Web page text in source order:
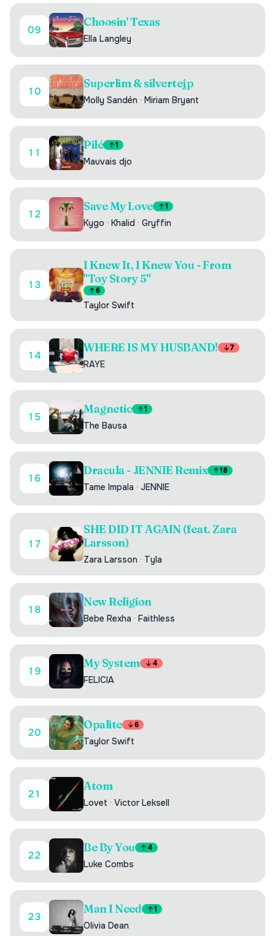
09
Choosin' Texas
Ella Langley
10
Superlim & silvertejp
Molly Sandén · Miriam Bryant
11
Pilé 1
Mauvais djo
12
Save My Love 1
Kygo · Khalid · Gryffin
13
I Knew It, I Knew You - From
"Toy Story 5"
6
Taylor Swift
14
WHERE IS MY HUSBAND! 7
RAYE
15
Magnetic 1
The Bausa
16
Dracula - JENNIE Remix 18
Tame Impala · JENNIE
17
SHE DID IT AGAIN (feat. Zara
Larsson)
Zara Larsson · Tyla
18
New Religion
Bebe Rexha · Faithless
19
My System 4
FELICIA
20
Opalite 6
Taylor Swift
21
Atom
Lovet · Victor Leksell
22
Be By You 4
Luke Combs
23
Man I Need 1
Olivia Dean